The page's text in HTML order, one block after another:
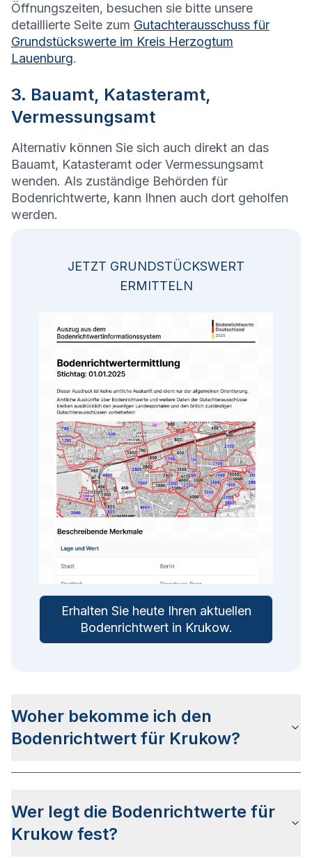
Öffnungszeiten, besuchen sie bitte unsere
detaillierte Seite zum Gutachterausschuss für
Grundstückswerte im Kreis Herzogtum
Lauenburg.
3. Bauamt, Katasteramt,
Vermessungsamt
Alternativ können Sie sich auch direkt an das
Bauamt, Katasteramt oder Vermessungsamt
wenden. Als zuständige Behörden für
Bodenrichtwerte, kann Ihnen auch dort geholfen
werden.
JETZT GRUNDSTÜCKSWERT
ERMITTELN
Erhalten Sie heute Ihren aktuellen
Bodenrichtwert in Krukow.
Woher bekomme ich den
Bodenrichtwert für Krukow?
Stadtteilseiten. Alternativ können Sie bei BORIS
Schleswig-Holstein
Wer legt die Bodenrichtwerte für
Krukow fest?